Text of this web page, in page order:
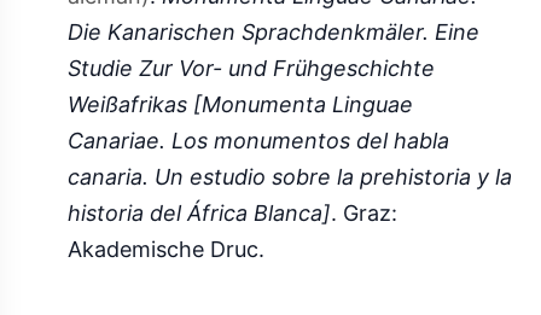
Die Kanarischen Sprachdenkmäler. Eine
Studie Zur Vor- und Frühgeschichte
Weißafrikas [Monumenta Linguae
Canariae. Los monumentos del habla
canaria. Un estudio sobre la prehistoria y la
historia del África Blanca]. Graz:
Akademische Druc.